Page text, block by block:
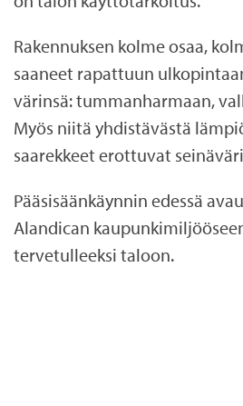
Rakennuksen kolme osaa,
saaneet rapattuun
värinsä: tummanharmaan,
Myös niitä yhdistävästä
saarekkeet erottuvat
Pääsisäänkäynnin edessä
Alandican
tervetulleeksi taloon.